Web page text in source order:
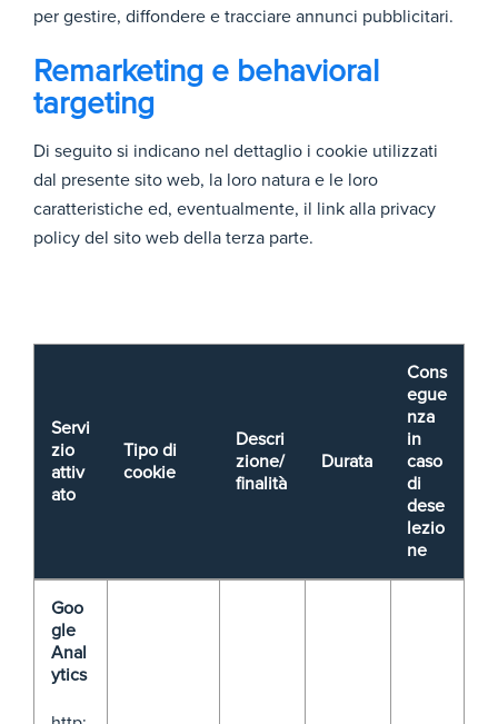
per gestire, diffondere e tracciare annunci pubblicitari.
Remarketing e behavioral
targeting
Di seguito si indicano nel dettaglio i cookie utilizzati
dal presente sito web, la loro natura e le loro
caratteristiche ed, eventualmente, il link alla privacy
policy del sito web della terza parte.
Servi
zio
attiv
ato
Tipo di
cookie
Descri
zione/
finalità
Durata
Cons
egue
nza
in
caso
di
dese
lezio
ne
Goo
gle
Anal
ytics